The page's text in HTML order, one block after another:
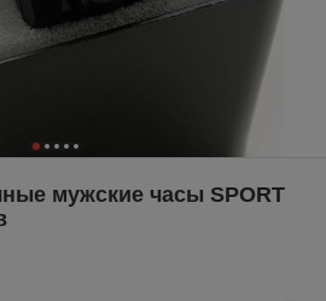
мужские часы SPORT